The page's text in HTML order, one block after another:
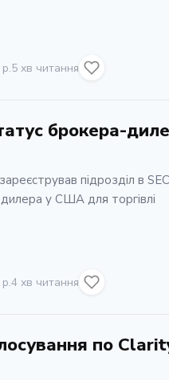
5 хв читання
брокера-
підрозділ в SEC
у США для торгівлі
4 хв читання
по